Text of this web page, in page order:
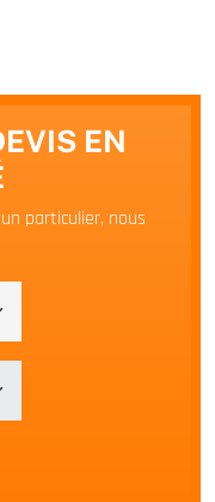
EN
particulier, nous